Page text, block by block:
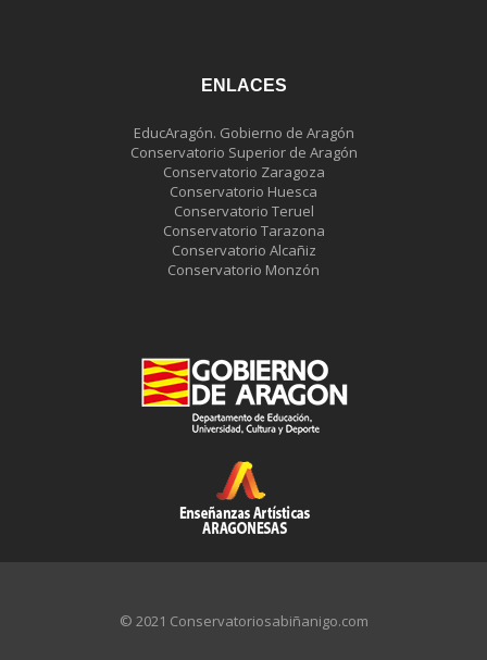
ENLACES
EducAragón. Gobierno de Aragón
Conservatorio Superior de Aragón
Conservatorio Zaragoza
Conservatorio Huesca
Conservatorio Teruel
Conservatorio Tarazona
Conservatorio Alcañiz
Conservatorio Monzón
© 2021 Conservatoriosabiñanigo.com